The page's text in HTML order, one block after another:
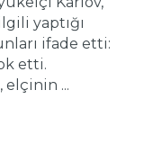
yaptığı
ifade etti:
etti.
elçinin ...